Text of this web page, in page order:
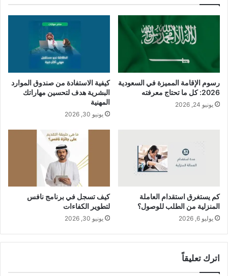
رسوم الإقامة المميزة في السعودية
2026: كل ما تحتاج معرفته
يونيو 24, 2026
كيفية الاستفادة من صندوق الموارد
البشرية هدف لتحسين مهاراتك
المهنية
يونيو 30, 2026
كم يستغرق استقدام العاملة
المنزلية من الطلب للوصول؟
يوليو 6, 2026
كيف تسجل في برنامج نافس
لتطوير الكفاءات
يونيو 30, 2026
اترك تعليقاً